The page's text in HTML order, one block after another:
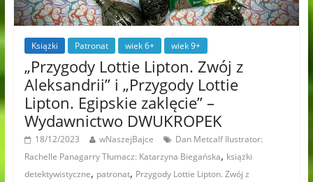
Książki Patronat wiek 6+ wiek 9+
„Przygody Lottie Lipton. Zwój z
Aleksandrii” i „Przygody Lottie
Lipton. Egipskie zaklęcie” –
Wydawnictwo DWUKROPEK
18/12/2023 wNaszejBajce
Dan Metcalf Ilustrator:
Rachelle Panagarry Tłumacz: Katarzyna Biegańska, książki
detektywistyczne, patronat, Przygody Lottie Lipton. Zwój z